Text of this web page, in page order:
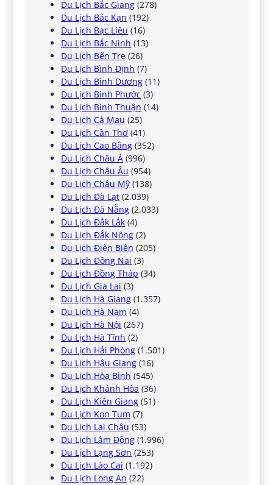
Du Lịch Bắc Giang (278)
Du Lịch Bắc Kạn (192)
Du Lịch Bạc Liêu (16)
Du Lịch Bắc Ninh (13)
Du Lịch Bến Tre (26)
Du Lịch Bình Định (7)
Du Lịch Bình Dương (11)
Du Lịch Bình Phước (3)
Du Lịch Bình Thuận (14)
Du Lịch Cà Mau (25)
Du Lịch Cần Thơ (41)
Du Lịch Cao Bằng (352)
Du Lịch Châu Á (996)
Du Lịch Châu Âu (954)
Du Lịch Châu Mỹ (138)
Du Lịch Đà Lạt (2.039)
Du Lịch Đà Nẵng (2.033)
Du Lịch Đắk Lắk (4)
Du Lịch Đắk Nông (2)
Du Lịch Điện Biên (205)
Du Lịch Đồng Nai (3)
Du Lịch Đồng Tháp (34)
Du Lịch Gia Lai (3)
Du Lịch Hà Giang (1.357)
Du Lịch Hà Nam (4)
Du Lịch Hà Nội (267)
Du Lịch Hà Tĩnh (2)
Du Lịch Hải Phòng (1.501)
Du Lịch Hậu Giang (16)
Du Lịch Hòa Bình (545)
Du Lịch Khánh Hòa (36)
Du Lịch Kiên Giang (51)
Du Lịch Kon Tum (7)
Du Lịch Lai Châu (53)
Du Lịch Lâm Đồng (1.996)
Du Lịch Lạng Sơn (253)
Du Lịch Lào Cai (1.192)
Du Lịch Long An (22)